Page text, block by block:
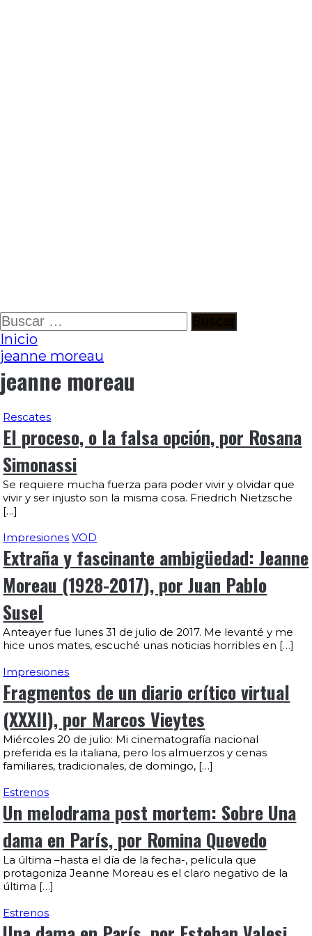
Ir
al
contenido
Buscar:
Inicio
jeanne moreau
jeanne moreau
Rescates
El proceso, o la falsa opción, por Rosana
Simonassi
Se requiere mucha fuerza para poder vivir y olvidar que
vivir y ser injusto son la misma cosa. Friedrich Nietzsche
[…]
Impresiones VOD
Extraña y fascinante ambigüedad: Jeanne
Moreau (1928-2017), por Juan Pablo
Susel
Anteayer fue lunes 31 de julio de 2017. Me levanté y me
hice unos mates, escuché unas noticias horribles en […]
Impresiones
Fragmentos de un diario crítico virtual
(XXXII), por Marcos Vieytes
Miércoles 20 de julio: Mi cinematografía nacional
preferida es la italiana, pero los almuerzos y cenas
familiares, tradicionales, de domingo, […]
Estrenos
Un melodrama post mortem: Sobre Una
dama en París, por Romina Quevedo
La última –hasta el día de la fecha-, película que
protagoniza Jeanne Moreau es el claro negativo de la
última […]
Estrenos